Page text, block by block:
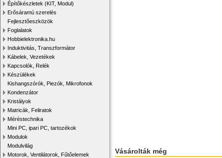
Építőkészletek (KIT, Modul)
Erősáramú szerelés
Fejlesztőeszközök
Foglalatok
Hobbielektronika.hu
Induktivitás, Transzformátor
Kábelek, Vezetékek
Kapcsolók, Relék
Készülékek
Kishangszórók, Piezók, Mikrofonok
Kondenzátor
Kristályok
Matricák, Feliratok
Méréstechnika
Mini PC, ipari PC, tartozékok
Modulok
Modulvilág
Motorok, Ventilátorok, Fűtőelemek
Vásárolták még